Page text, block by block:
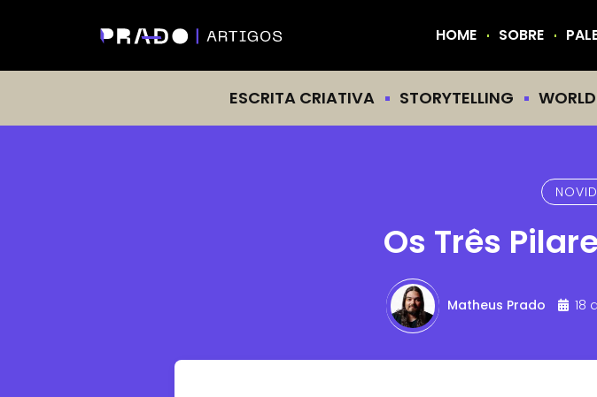
HOME SOBRE
ESCRITA CRIATIVA STORYTELLING
Os Três
Matheus Prado 18